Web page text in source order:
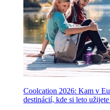
Coolcation 2026: Kam v
destinácií, kde si leto